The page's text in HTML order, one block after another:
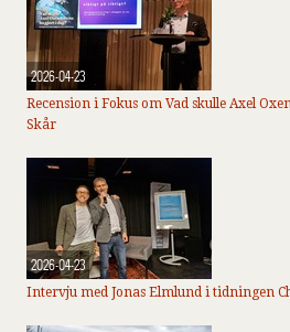
2026-04-23
Recension i Fokus om Vad skulle Axel
Skår
2026-04-23
Intervju med Jonas Elmlund i tidningen